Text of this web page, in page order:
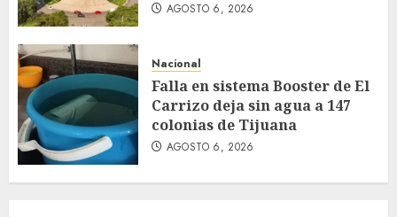
AGOSTO 6, 2026
Nacional
Falla en sistema Booster de El
Carrizo deja sin agua a 147
colonias de Tijuana
AGOSTO 6, 2026